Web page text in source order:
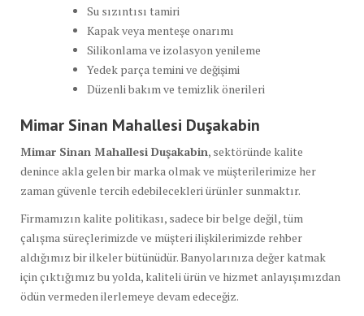
Su sızıntısı tamiri
Kapak veya menteşe onarımı
Silikonlama ve izolasyon yenileme
Yedek parça temini ve değişimi
Düzenli bakım ve temizlik önerileri
Mimar Sinan Mahallesi Duşakabin
Mimar Sinan Mahallesi Duşakabin, sektöründe kalite
denince akla gelen bir marka olmak ve müşterilerimize her
zaman güvenle tercih edebilecekleri ürünler sunmaktır.
Firmamızın kalite politikası, sadece bir belge değil, tüm
çalışma süreçlerimizde ve müşteri ilişkilerimizde rehber
aldığımız bir ilkeler bütünüdür. Banyolarınıza değer katmak
için çıktığımız bu yolda, kaliteli ürün ve hizmet anlayışımızdan
ödün vermeden ilerlemeye devam edeceğiz.